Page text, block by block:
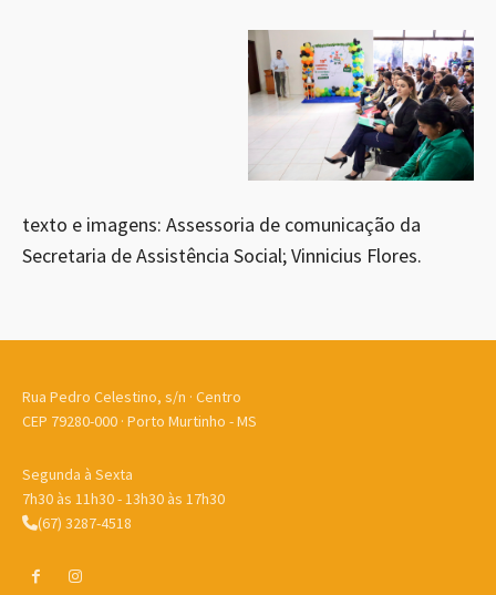
texto e imagens: Assessoria de comunicação da
Secretaria de Assistência Social; Vinnicius Flores.
Rua Pedro Celestino, s/n · Centro
CEP 79280-000 · Porto Murtinho - MS
Segunda à Sexta
7h30 às 11h30 - 13h30 às 17h30
(67) 3287-4518